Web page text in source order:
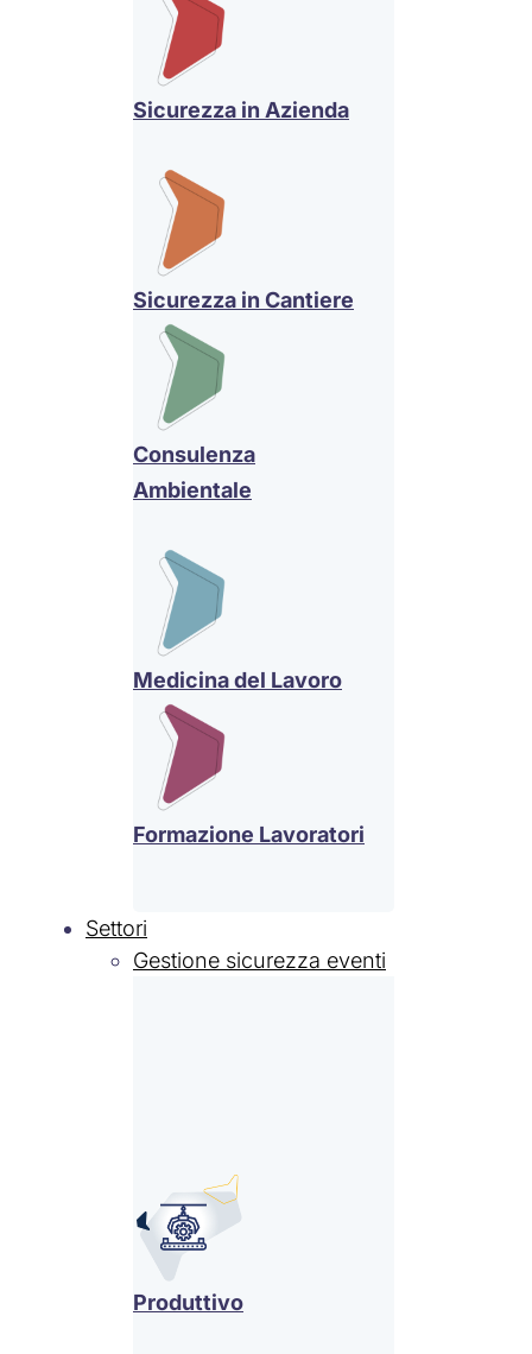
Sicurezza in Azienda
Sicurezza in Cantiere
Consulenza
Ambientale
Medicina del Lavoro
Formazione Lavoratori
Settori
Gestione sicurezza eventi
Produttivo